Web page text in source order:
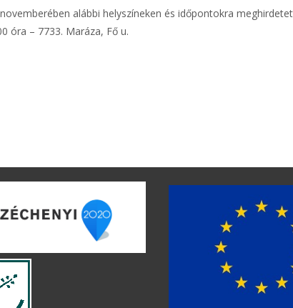
alábbi helyszíneken és időpontokra
óra – 7733. Maráza, Fő u.